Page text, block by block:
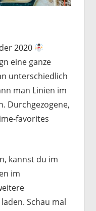
2020
eine ganze
unterschiedlich
man Linien im
Durchgezogene,
favorites
kannst du im
im
Schau mal